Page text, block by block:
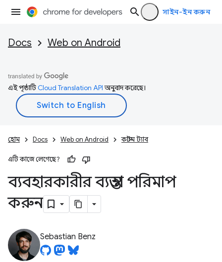
সাইন-ইন করুন
Docs Web on Android
এই পৃষ্ঠাটিCloud Translation APIঅনুবাদ করেছে।
হোম Docs Web on Android কাস্টম ট্যাব
এটি কাজে লেগেছে?
ব্যবহারকারীর ব্যস্ততা পরিমাপ
করুন
Sebastian Benz